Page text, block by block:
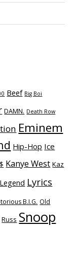
Beef Big Boi
DAMN. Death Row
Eminem
Hip-Hop Ice
Kanye West Kaz
Legend Lyrics
B.I.G. Old
Russ Snoop